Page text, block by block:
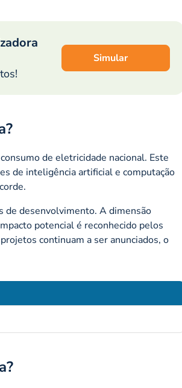
Simular
de eletricidade nacional. Este
de inteligência artificial e computação
de desenvolvimento. A dimensão
potencial é reconhecido pelos
continuam a ser anunciados, o